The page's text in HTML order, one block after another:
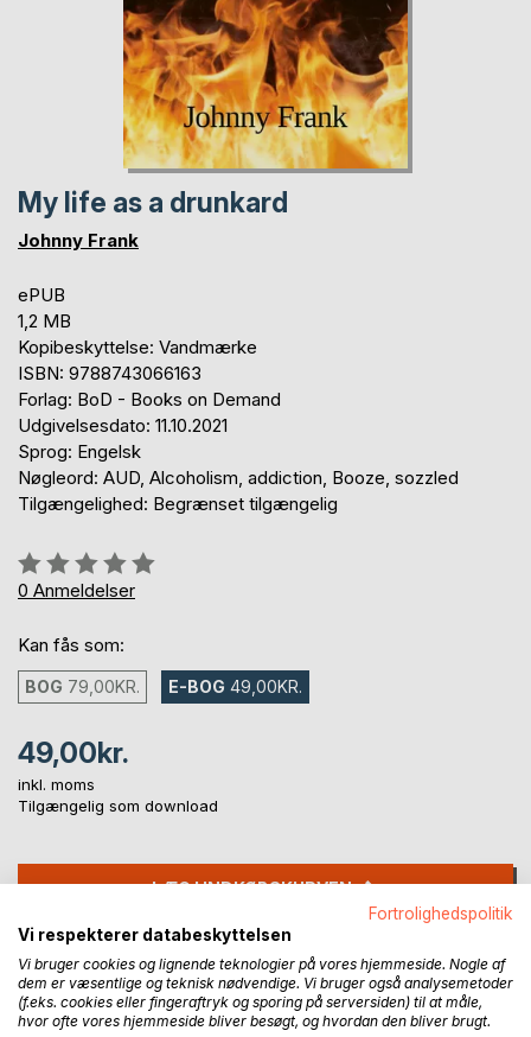
My life as a drunkard
Johnny Frank
ePUB
1,2 MB
Kopibeskyttelse: Vandmærke
ISBN: 9788743066163
Forlag: BoD - Books on Demand
Udgivelsesdato: 11.10.2021
Sprog: Engelsk
Nøgleord: AUD, Alcoholism, addiction, Booze, sozzled
Tilgængelighed: Begrænset tilgængelig
Anmeldelse::
0%
0 Anmeldelser
Kan fås som:
BOG 79,00KR. E-BOG 49,00KR.
49,00kr.
inkl. moms
Tilgængelig som download
LÆG I INDKØBSKURVEN
Føj til ønskeliste
Anmeld titel
Fortrolighedspolitik
Vi respekterer databeskyttelsen
Vi bruger cookies og lignende teknologier på vores hjemmeside. Nogle af
dem er væsentlige og teknisk nødvendige. Vi bruger også analysemetoder
(f.eks. cookies eller fingeraftryk og sporing på serversiden) til at måle,
hvor ofte vores hjemmeside bliver besøgt, og hvordan den bliver brugt.